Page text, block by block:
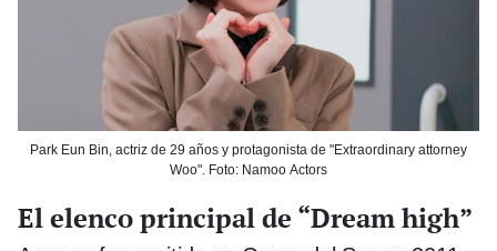
Park Eun Bin, actriz de 29 años y protagonista de "Extraordinary attorney
Woo". Foto: Namoo Actors
El elenco principal de “Dream high”